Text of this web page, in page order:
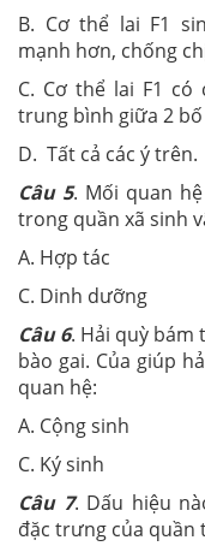
B. Cơ thể lai F1
mạnh hơn, chống
C. Cơ thể lai F1
trung bình giữa 2
D. Tất cả các ý trên.
Câu 5. Mối quan
trong quần xã sinh
A. Hợp
C. Dinh dưỡng
Câu 6. Hải quỳ bám
bào gai. Của giúp
quan hệ:
A. Cộng
C. Ký sinh
Câu 7. Dấu hiệu
đặc trưng của quần